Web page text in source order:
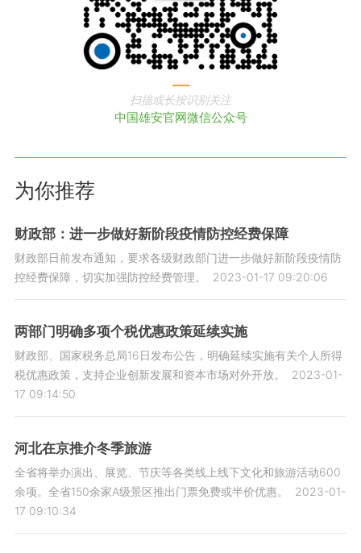
扫描或长按识别关注
中国雄安官网微信公众号
为你推荐
财政部：进一步做好新阶段疫情防控经费保障
财政部日前发布通知，要求各级财政部门进一步做好新阶段疫情防
控经费保障，切实加强防控经费管理。
2023-01-17 09:20:06
两部门明确多项个税优惠政策延续实施
财政部、国家税务总局16日发布公告，明确延续实施有关个人所得
税优惠政策，支持企业创新发展和资本市场对外开放。
2023-01-
17 09:14:50
河北在京推介冬季旅游
全省将举办演出、展览、节庆等各类线上线下文化和旅游活动600
余项。全省150余家A级景区推出门票免费或半价优惠。
2023-01-
17 09:10:34